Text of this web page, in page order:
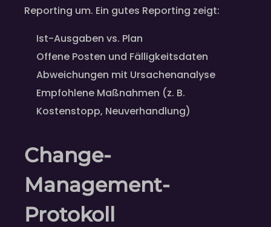
Reporting um. Ein gutes Reporting zeigt:
Ist-Ausgaben vs. Plan
Offene Posten und Fälligkeitsdaten
Abweichungen mit Ursachenanalyse
Empfohlene Maßnahmen (z. B.
Kostenstopp, Neuverhandlung)
Change-
Management-
Protokoll